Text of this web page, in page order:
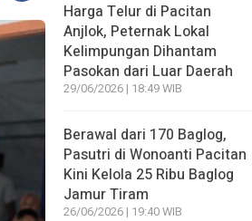
Harga Telur di Pacitan
Anjlok, Peternak Lokal
Kelimpungan Dihantam
Pasokan dari Luar Daerah
29/06/2026 | 18:49 WIB
Berawal dari 170 Baglog,
Pasutri di Wonoanti Pacitan
Kini Kelola 25 Ribu Baglog
Jamur Tiram
26/06/2026 | 19:40 WIB